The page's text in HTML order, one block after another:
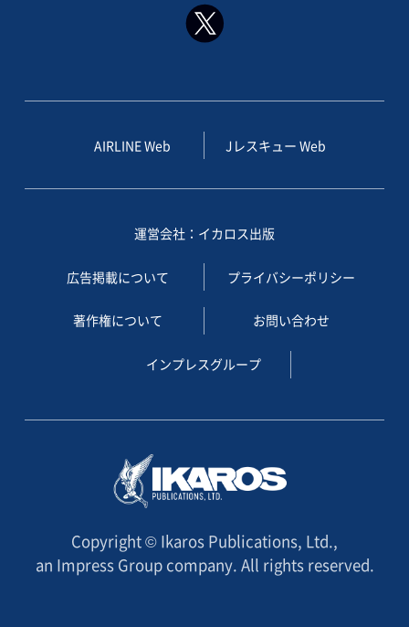
AIRLINE Web Jレスキュー Web
運営会社：イカロス出版
広告掲載について プライバシーポリシー
著作権について お問い合わせ
インプレスグループ
Copyright © Ikaros Publications, Ltd.,
an Impress Group company. All rights reserved.